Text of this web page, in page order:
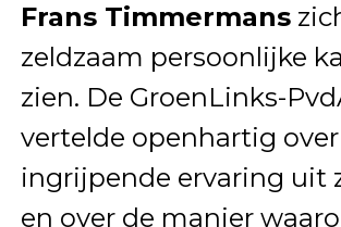
Frans Timmermans
zeldzaam persoonlijke
zien. De GroenLinks-
vertelde openhartig
ingrijpende ervaring uit
en over de manier